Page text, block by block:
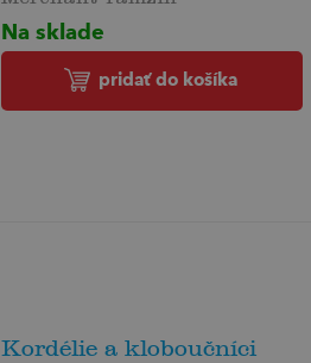
Na sklade
pridať do košíka
Kordélie a kloboučníci